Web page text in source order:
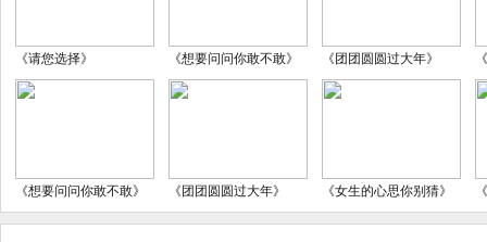
《请您选择》 《想要问问你敢不敢》 《团团圆圆过大年》
《想要问问你敢不敢》 《团团圆圆过大年》 《女生的心思你别猜》